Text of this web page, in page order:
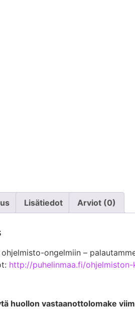
Lisätiedot Arviot (0)
ohjelmisto-ongelmiin –
http://puhelinmaa.fi/
huollon vastaanottolomake